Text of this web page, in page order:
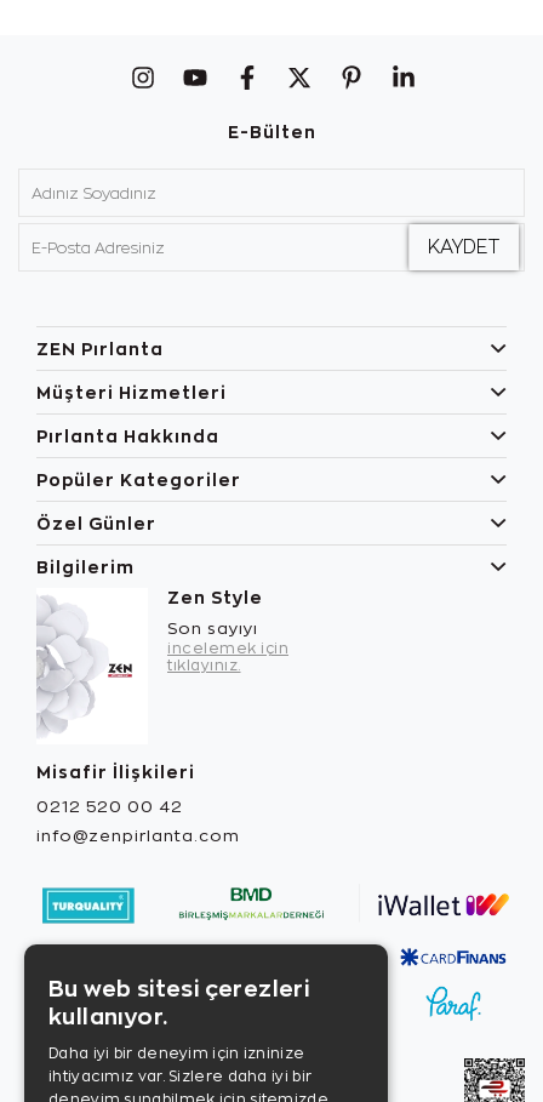
E-Bülten
ZEN Pırlanta
Müşteri Hizmetleri
Pırlanta Hakkında
Popüler Kategoriler
Özel Günler
Bilgilerim
Zen Style
Son sayıyı
incelemek için
tıklayınız.
Misafir İlişkileri
0212 520 00 42
info@zenpirlanta.com
Bu web sitesi çerezleri
kullanıyor.
Daha iyi bir deneyim için izninize
ihtiyacımız var. Sizlere daha iyi bir